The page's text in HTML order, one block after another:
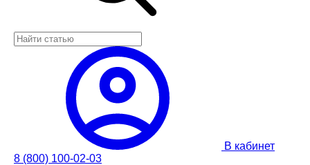
В кабинет
8 (800) 100-02-03